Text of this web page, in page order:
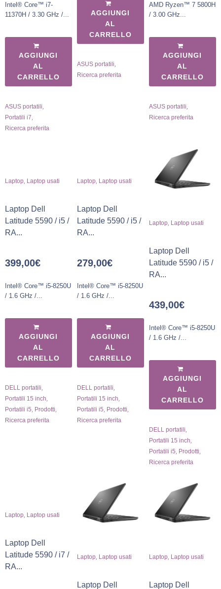
Intel® Core™ i7-
11370H / 3.30 GHz /...
AGGIUNGI
AL
CARRELLO
ASUS portatili
Portatili i7
Ricerca preferita
AGGIUNGI
AL
CARRELLO
ASUS portatili,
Ricerca preferita
AMD Ryzen™ 7 5800H
/ 3.00 GHz...
AGGIUNGI
AL
CARRELLO
ASUS portatili
Ricerca preferita
Laptop Laptop usati
Laptop Dell
Latitude 5590 / i5 /
RA...
399,00€
Intel® Core™ i5-8250U
/ 1.6 GHz /...
AGGIUNGI
AL
CARRELLO
DELL portatili
Portatili 15 inch
Portatili i5 Prodotti
Ricerca preferita
Laptop, Laptop usati
Laptop Dell
Latitude 5590 / i5 /
RA...
279,00€
Intel® Core™ i5-8250U
/ 1.6 GHz /...
AGGIUNGI
AL
CARRELLO
DELL portatili
Portatili 15 inch
Portatili i5 Prodotti
Ricerca preferita
Laptop, Laptop usati
Laptop Dell
Latitude 5590 / i5 /
RA...
439,00€
Intel® Core™ i5-8250U
/ 1.6 GHz /...
AGGIUNGI
AL
CARRELLO
DELL portatili
Portatili 15 inch
Portatili i5 Prodotti
Ricerca preferita
Laptop Laptop usati
Laptop Dell
Latitude 5590 / i7 /
RA...
Laptop, Laptop usati
Laptop Dell
Laptop, Laptop usati
Laptop Dell